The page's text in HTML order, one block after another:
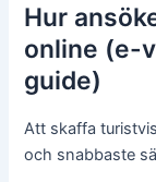
Hur
online (e-
guide)
Att skaffa
och snabbaste